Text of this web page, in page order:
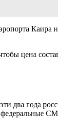
Каира
чтобы цена
два года
федеральные